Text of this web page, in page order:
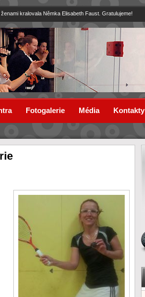
kralovala Němka Elisabeth Faust. Gratulujeme!
Fotogalerie Média Kontakty